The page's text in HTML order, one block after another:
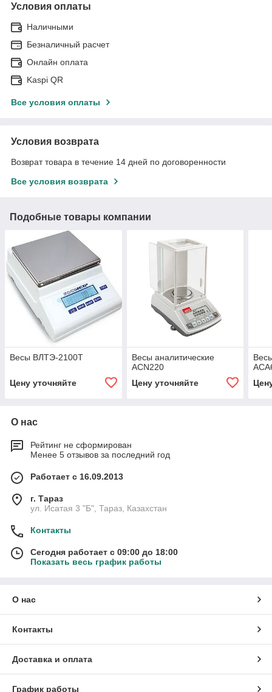
Условия оплаты
Наличными
Безналичный расчет
Онлайн оплата
Kaspi QR
Все условия оплаты
Условия возврата
Возврат товара в течение 14 дней по договоренности
Все условия возврата
Подобные товары компании
Весы ВЛТЭ-2100Т
Цену уточняйте
Весы аналитические
ACN220
Цену уточняйте
О нас
Рейтинг не сформирован
Менее 5 отзывов за последний год
Работает с 16.09.2013
г. Тараз
ул. Исатая 3 "Б", Тараз, Казахстан
Контакты
Сегодня работает с 09:00 до 18:00
Показать весь график работы
О нас
Контакты
Доставка и оплата
График работы